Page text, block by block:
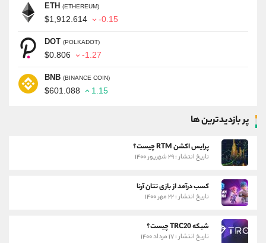
ETH (ETHEREUM)
$1,912.614 -0.15
DOT (POLKADOT)
$0.806 -1.27
BNB (BINANCE COIN)
$601.088 1.15
پر بازدیدترین ها
پرایس اکشن RTM چیست؟
تاریخ انتشار : ۲۹ شهریور ۱۴۰۰
کسب درآمد از بازی تتان آرنا
تاریخ انتشار : ۲۲ مهر ۱۴۰۰
شبکه TRC20 چیست؟
تاریخ انتشار : ۱۷ مرداد ۱۴۰۰